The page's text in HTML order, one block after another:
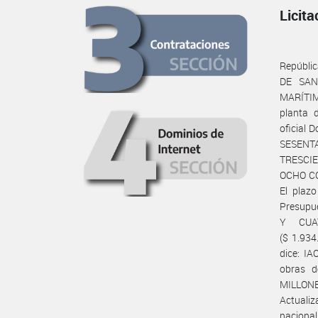
República Argentina PROSAMA - PROGRAMA DE FORTALECIMIENTO DE LOS SERVICIOS DE SANIDAD AGROPECUARIA Y DEL MANEJO SUSTENTABLE DE LOS RECURSOS MARÍTIMOS DE ARGENTINA PRÉSTAMO N° BID 5660/OC-AR “Construcción de la primera planta de Laboratorio Martinez” PROSAMA-4-LPN-O ENMIENDA N° 1 1. Presupuesto oficial Donde dice: IAO 1.2.- El plazo previsto de ejecución de las Obras es de TRESCIENTOS SESENTA (360) días. El Presupuesto Oficial de la obra es de PESOS ARGENTINOS UN MIL TRESCIENTOS UN MILLONES NOVECIENTOS DIECINUEVE MIL SEISCIENTOS CUARENTA Y OCHO CON 27/100 ($ 1.301.919.648,27) calculados a agosto de 2023 Debe decir: IAO 1.2.- El plazo previsto de ejecución de las Obras es de 360 días (trescientos sesenta). El Presupuesto oficial de la obra es de PESOS ARGENTINOS UN MIL NOVECIENTOS